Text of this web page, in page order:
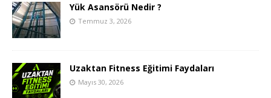
Yük Asansörü Nedir ?
Temmuz 3, 2026
Uzaktan Fitness Eğitimi Faydaları
Mayıs 30, 2026